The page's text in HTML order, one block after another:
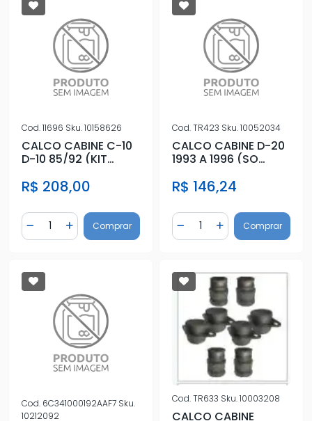
Cod.11696 Sku.10158626
CALCO CABINE C-10
D-10 85/92 (KIT
R$ 208,00
Diminuir Quantidade
Quantidade
Adicionar Quantidade
Comprar
Cod.TR423 Sku.10052034
CALCO CABINE D-20
1993 A 1996 (SO
R$ 146,24
Diminuir Quantidade
Quantidade
AdicionarComprar
Cod. 6C341000192AAF7 Sku.
10212092
Cod.TR633 Sku.10003208
CALCO CABINE